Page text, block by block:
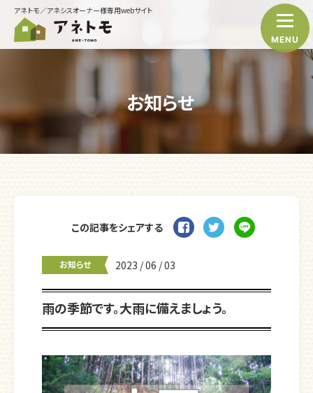
アネトモ／アネシスオーナー様専用webサイト
MENU
お知らせ
お知らせ 2023 / 06 / 03
この記事をシェアする
雨の季節です。大雨に備えましょう。